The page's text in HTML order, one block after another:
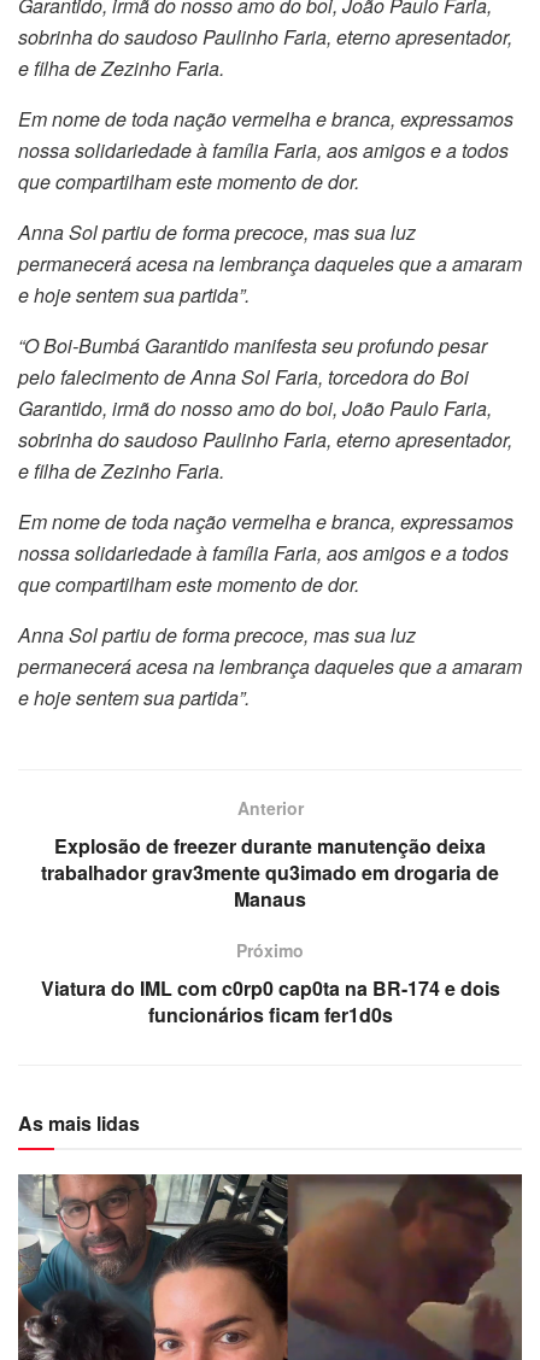
sobrinha do saudoso Paulinho Faria, eterno apresentador,
e filha de Zezinho Faria.
Em nome de toda nação vermelha e branca, expressamos
nossa solidariedade à família Faria, aos amigos e a todos
que compartilham este momento de dor.
Anna Sol partiu de forma precoce, mas sua luz
permanecerá acesa na lembrança daqueles que a amaram
e hoje sentem sua partida”.
“O Boi-Bumbá Garantido manifesta seu profundo pesar
pelo falecimento de Anna Sol Faria, torcedora do Boi
Garantido, irmã do nosso amo do boi, João Paulo Faria,
sobrinha do saudoso Paulinho Faria, eterno apresentador,
e filha de Zezinho Faria.
Em nome de toda nação vermelha e branca, expressamos
nossa solidariedade à família Faria, aos amigos e a todos
que compartilham este momento de dor.
Anna Sol partiu de forma precoce, mas sua luz
permanecerá acesa na lembrança daqueles que a amaram
e hoje sentem sua partida”.
Anterior
Explosão de freezer durante manutenção deixa
trabalhador grav3mente qu3imado em drogaria de
Manaus
Próximo
Viatura do IML com c0rp0 cap0ta na BR-174 e dois
funcionários ficam fer1d0s
As mais lidas